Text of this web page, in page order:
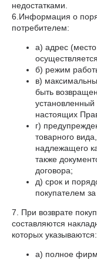
недостатками.
6.Информация о
потребителем:
а) адрес
б) режим
в)
быть
настоящих
г)
товарного
надлежащего
также
договора;
д) срок и
покупателем за
7. При возврате
составляются
которых указываются:
а) полное